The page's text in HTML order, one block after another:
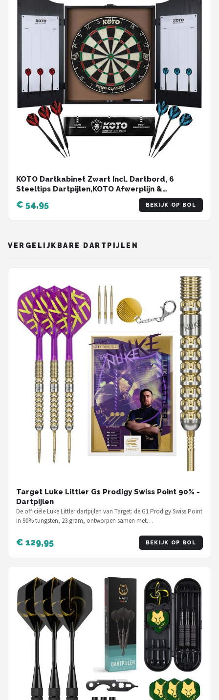
KOTO Dartkabinet Zwart Incl. Dartbord, 6
Steeltips Dartpijlen,KOTO Afwerplijn &
Handleiding, Houten Darts Kast, Dartkast met
dartpijlen, Kabinetdart
€ 54,95 BEKIJK OP BOL
VERGELIJKBARE DARTPIJLEN
Target Luke Littler G1 Prodigy Swiss Point 90% -
Dartpijlen
De officiële Luke Littler dartpijlen van Target: de G1 Prodigy Swiss Point
in 90% tungsten, 23 gram, ontworpen samen met…
€ 129,95 BEKIJK OP BOL